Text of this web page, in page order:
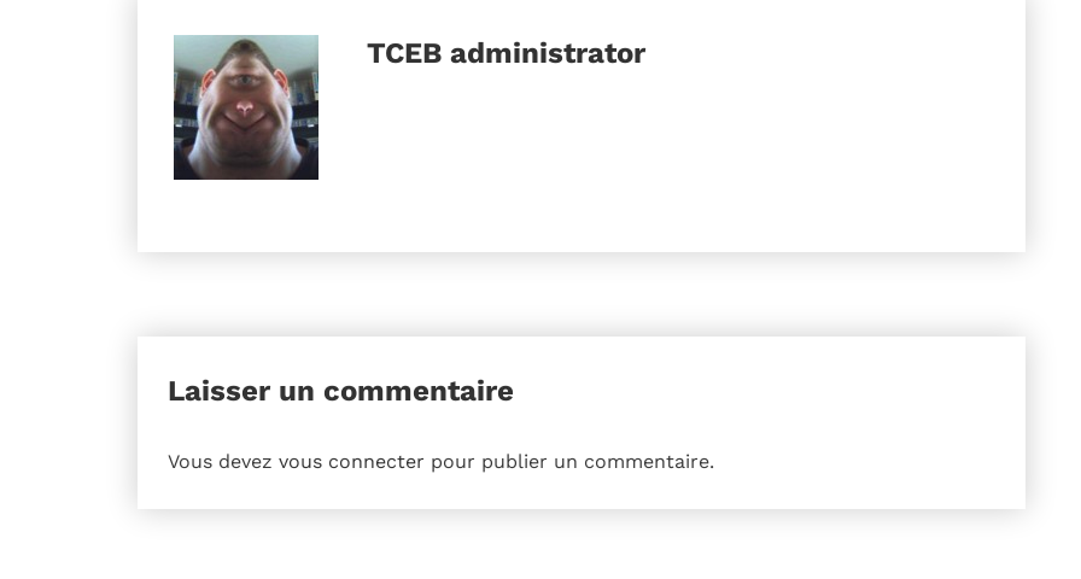
TCEB administrator
Laisser un commentaire
Vous devez vous connecter pour publier un commentaire.